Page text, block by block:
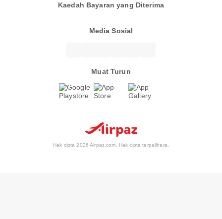
Kaedah Bayaran yang Diterima
Media Sosial
Muat Turun
Hak cipta 2026 Airpaz.com. Hak cipta terpelihara.